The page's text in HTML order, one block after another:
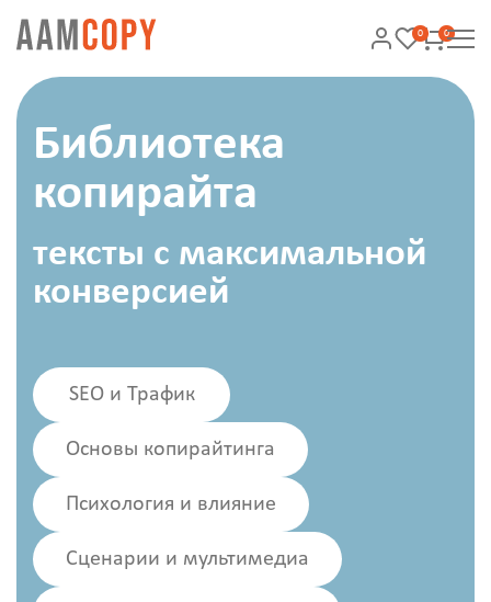
0 0
Библиотека
копирайта
тексты с максимальной
конверсией
SEO и Трафик
Основы копирайтинга
Психология и влияние
Сценарии и мультимедиа